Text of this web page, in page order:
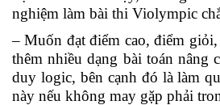
nghiệm làm bài thi Violympic
– Muốn đạt điểm cao, điểm giỏi,
thêm nhiều dạng bài toán nâng
duy logic, bên cạnh đó là làm
này nếu không may gặp phải